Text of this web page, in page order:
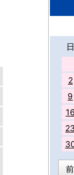
日
2
9
16
23